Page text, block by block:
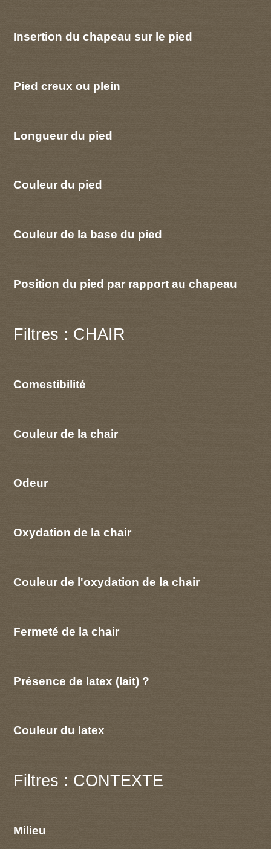
Insertion du chapeau sur le pied
Pied creux ou plein
Longueur du pied
Couleur du pied
Couleur de la base du pied
Position du pied par rapport au chapeau
Filtres : CHAIR
Comestibilité
Couleur de la chair
Odeur
Oxydation de la chair
Couleur de l'oxydation de la chair
Fermeté de la chair
Présence de latex (lait) ?
Couleur du latex
Filtres : CONTEXTE
Milieu